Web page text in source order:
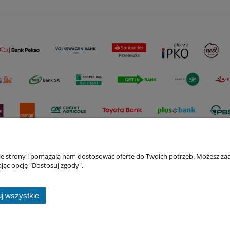
Płatności i dostawa
strony i pomagają nam dostosować ofertę do Twoich potrzeb. Możesz
opcję "Dostosuj zgody".
wszystkie